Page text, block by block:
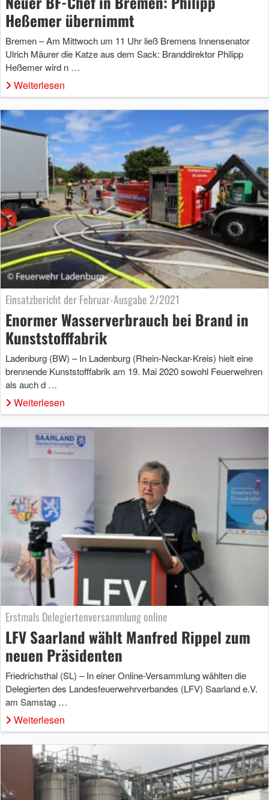
Heßemer übernimmt
Bremen – Am Mittwoch um 11 Uhr ließ Bremens Innensenator
Ulrich Mäurer die Katze aus dem Sack: Branddirektor Philipp
Heßemer wird n …
Weiterlesen
Einsatzbericht der Februar-Ausgabe 2/2021
Enormer Wasserverbrauch bei Brand in
Kunststofffabrik
Ladenburg (BW) – In Ladenburg (Rhein-Neckar-Kreis) hielt eine
brennende Kunststofffabrik am 19. Mai 2020 sowohl Feuerwehren
als auch d …
Weiterlesen
Erstmals Delegiertenversammlung online
LFV Saarland wählt Manfred Rippel zum
neuen Präsidenten
Friedrichsthal (SL) – In einer Online-Versammlung wählten die
Delegierten des Landesfeuerwehrverbandes (LFV) Saarland e.V.
am Samstag …
Weiterlesen